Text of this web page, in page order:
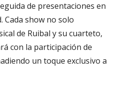
de presentaciones en
Cada show no solo
de Ruibal y su cuarteto,
con la participación de
un toque exclusivo a